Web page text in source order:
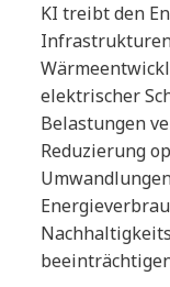
KI treibt den
elektrischer
Belastungen
Reduzierung